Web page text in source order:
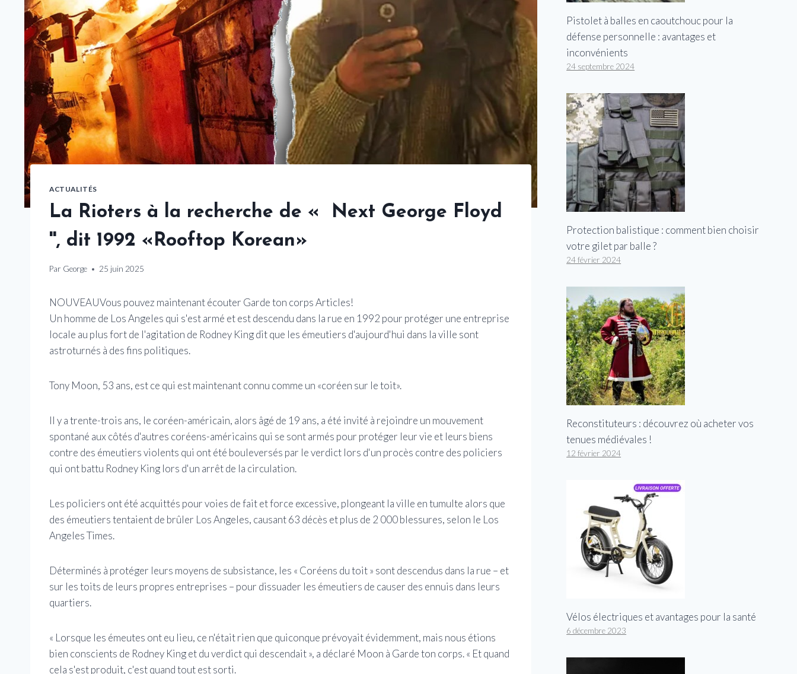
ACTUALITÉS
La Rioters à la recherche de « Next George Floyd
'', dit 1992 «Rooftop Korean»
Par George 25 juin 2025
NOUVEAUVous pouvez maintenant écouter Garde ton corps Articles!
Un homme de Los Angeles qui s'est armé et est descendu dans la rue en 1992 pour protéger une entreprise
locale au plus fort de l'agitation de Rodney King dit que les émeutiers d'aujourd'hui dans la ville sont
astroturnés à des fins politiques.
Tony Moon, 53 ans, est ce qui est maintenant connu comme un «coréen sur le toit».
Il y a trente-trois ans, le coréen-américain, alors âgé de 19 ans, a été invité à rejoindre un mouvement
spontané aux côtés d'autres coréens-américains qui se sont armés pour protéger leur vie et leurs biens
contre des émeutiers violents qui ont été bouleversés par le verdict lors d'un procès contre des policiers
qui ont battu Rodney King lors d'un arrêt de la circulation.
Les policiers ont été acquittés pour voies de fait et force excessive, plongeant la ville en tumulte alors que
des émeutiers tentaient de brûler Los Angeles, causant 63 décès et plus de 2 000 blessures, selon le Los
Angeles Times.
Déterminés à protéger leurs moyens de subsistance, les « Coréens du toit » sont descendus dans la rue – et
sur les toits de leurs propres entreprises – pour dissuader les émeutiers de causer des ennuis dans leurs
quartiers.
« Lorsque les émeutes ont eu lieu, ce n'était rien que quiconque prévoyait évidemment, mais nous étions
bien conscients de Rodney King et du verdict qui descendait », a déclaré Moon à Garde ton corps. « Et quand
cela s'est produit, c'est quand tout est sorti.
Pistolet à balles en caoutchouc pour la
défense personnelle : avantages et
inconvénients
24 septembre 2024
Protection balistique : comment bien choisir
votre gilet par balle ?
24 février 2024
Reconstituteurs : découvrez où acheter vos
tenues médiévales !
12 février 2024
Vélos électriques et avantages pour la santé
6 décembre 2023